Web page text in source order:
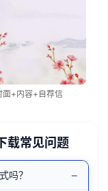
+内容+自荐信
载常见问题
吗？ −